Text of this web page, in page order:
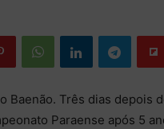
Baenão. Três dias depois
Paraense após 5